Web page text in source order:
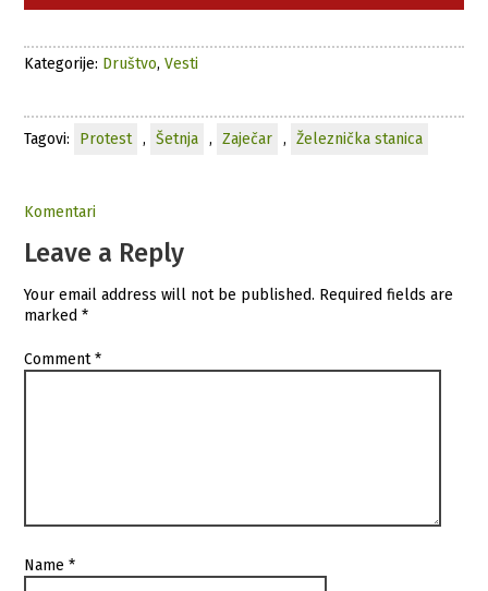
Kategorije: Društvo,Vesti
Tagovi: Protest , Šetnja , Zaječar , Železnička stanica
Komentari
Leave a Reply
Your email address will not be published. Required fields are
marked*
Comment*
Name*